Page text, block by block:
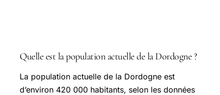
Quelle est la population actuelle de la Dordogne ?
La population actuelle de la Dordogne est
d’environ 420 000 habitants, selon les données